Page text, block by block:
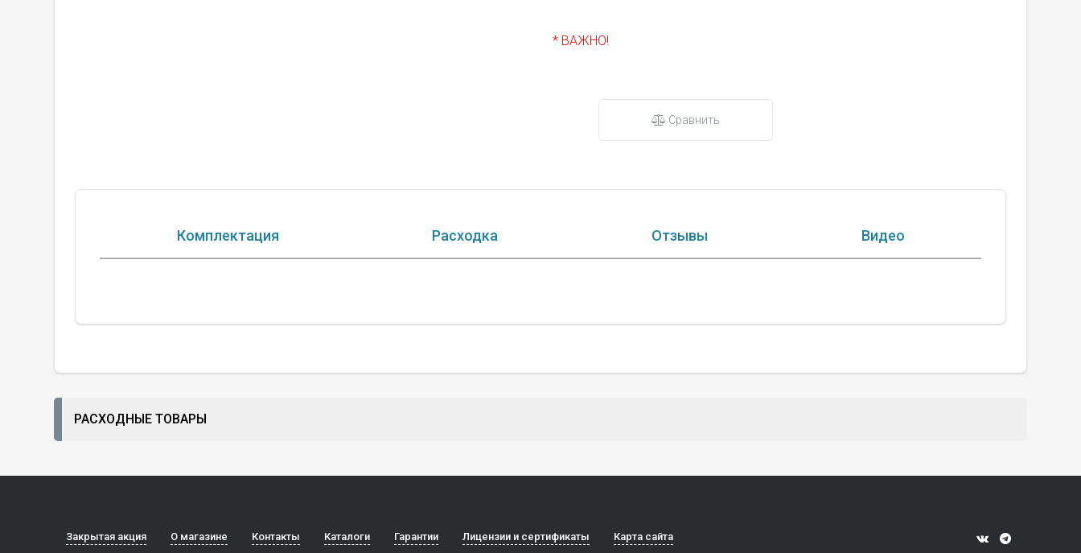
* ВАЖНО!
Сравнить
Комплектация Расходка Отзывы Видео
РАСХОДНЫЕ ТОВАРЫ
Закрытая акция О магазине Контакты Каталоги Гарантии Лицензии и сертификаты Карта сайта